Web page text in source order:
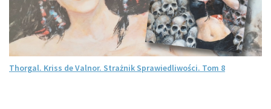
Thorgal. Kriss de Valnor. Strażnik Sprawiedliwości. Tom 8